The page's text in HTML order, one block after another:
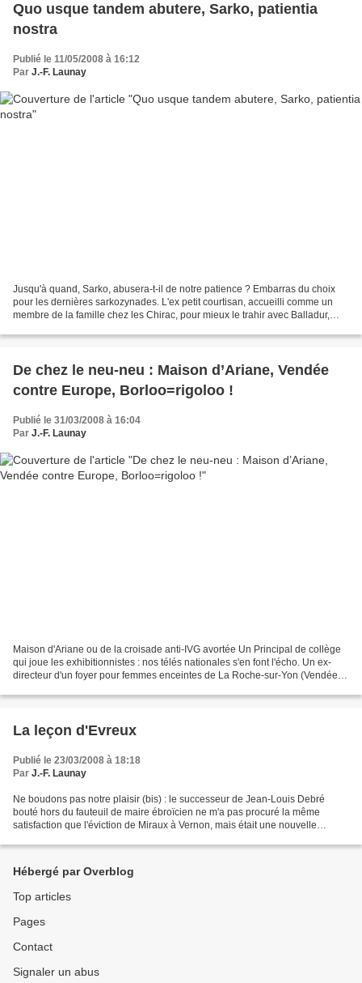
Quo usque tandem abutere, Sarko, patientia
nostra
Publié le 11/05/2008 à 16:12
Par J.-F. Launay
Jusqu'à quand, Sarko, abusera-t-il de notre patience ? Embarras du choix
pour les dernières sarkozynades. L'ex petit courtisan, accueilli comme un
membre de la famille chez les Chirac, pour mieux le trahir avec Balladur,
De chez le neu-neu : Maison d’Ariane, Vendée
contre Europe, Borloo=rigoloo !
Publié le 31/03/2008 à 16:04
Par J.-F. Launay
Maison d'Ariane ou de la croisade anti-IVG avortée Un Principal de collège
qui joue les exhibitionnistes : nos télés nationales s'en font l'écho. Un ex-
directeur d'un foyer pour femmes enceintes de La Roche-sur-Yon (Vendée)
La leçon d'Evreux
Publié le 23/03/2008 à 18:18
Par J.-F. Launay
Ne boudons pas notre plaisir (bis) : le successeur de Jean-Louis Debré
bouté hors du fauteuil de maire ébroïcien ne m'a pas procuré la même
satisfaction que l'éviction de Miraux à Vernon, mais était une nouvelle
Hébergé par Overblog
Top articles
Pages
Contact
Signaler un abus